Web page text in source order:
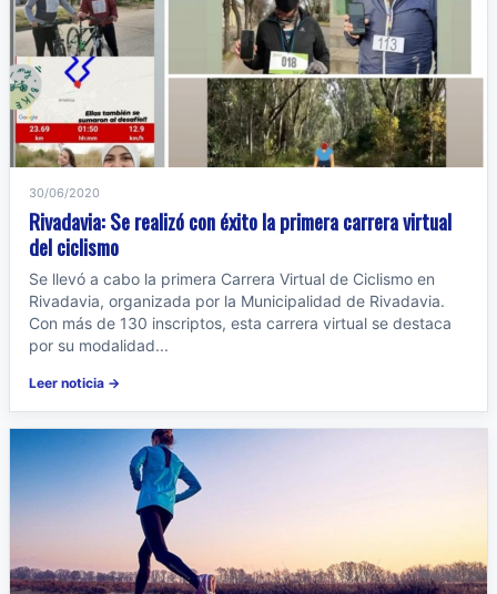
30/06/2020
Rivadavia: Se realizó con éxito la primera carrera virtual
del ciclismo
Se llevó a cabo la primera Carrera Virtual de Ciclismo en
Rivadavia, organizada por la Municipalidad de Rivadavia.
Con más de 130 inscriptos, esta carrera virtual se destaca
por su modalidad...
Leer noticia →